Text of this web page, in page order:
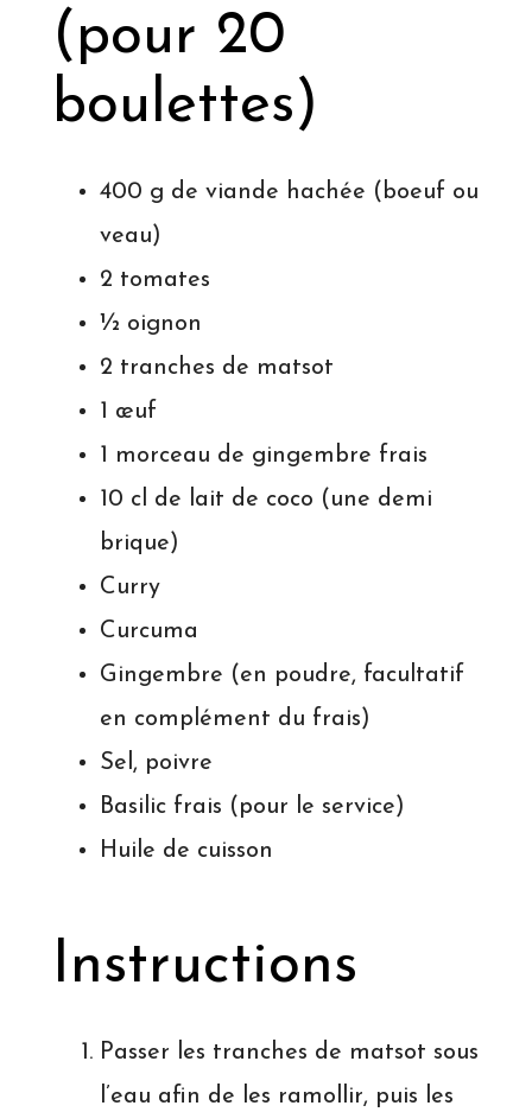
(pour 20
boulettes)
400 g de viande hachée (boeuf ou
veau)
2 tomates
½ oignon
2 tranches de matsot
1 œuf
1 morceau de gingembre frais
10 cl de lait de coco (une demi
brique)
Curry
Curcuma
Gingembre (en poudre, facultatif
en complément du frais)
Sel, poivre
Basilic frais (pour le service)
Huile de cuisson
Instructions
Passer les tranches de matsot sous
l’eau afin de les ramollir, puis les